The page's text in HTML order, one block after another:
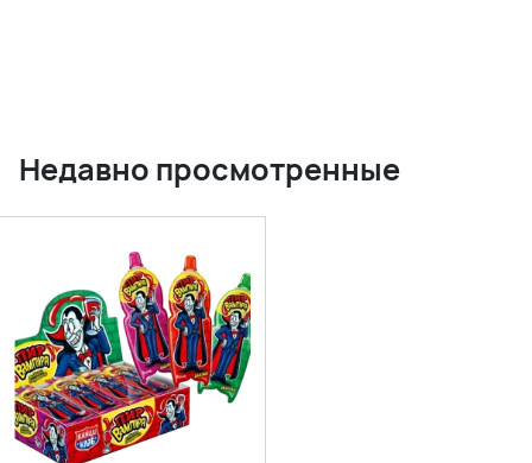
Недавно просмотренные